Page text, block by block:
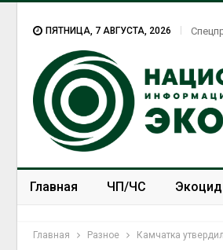
ПЯТНИЦА, 7 АВГУСТА, 2026
Главная ЧП/ЧС Экоцид
Главная Разное Камчатка